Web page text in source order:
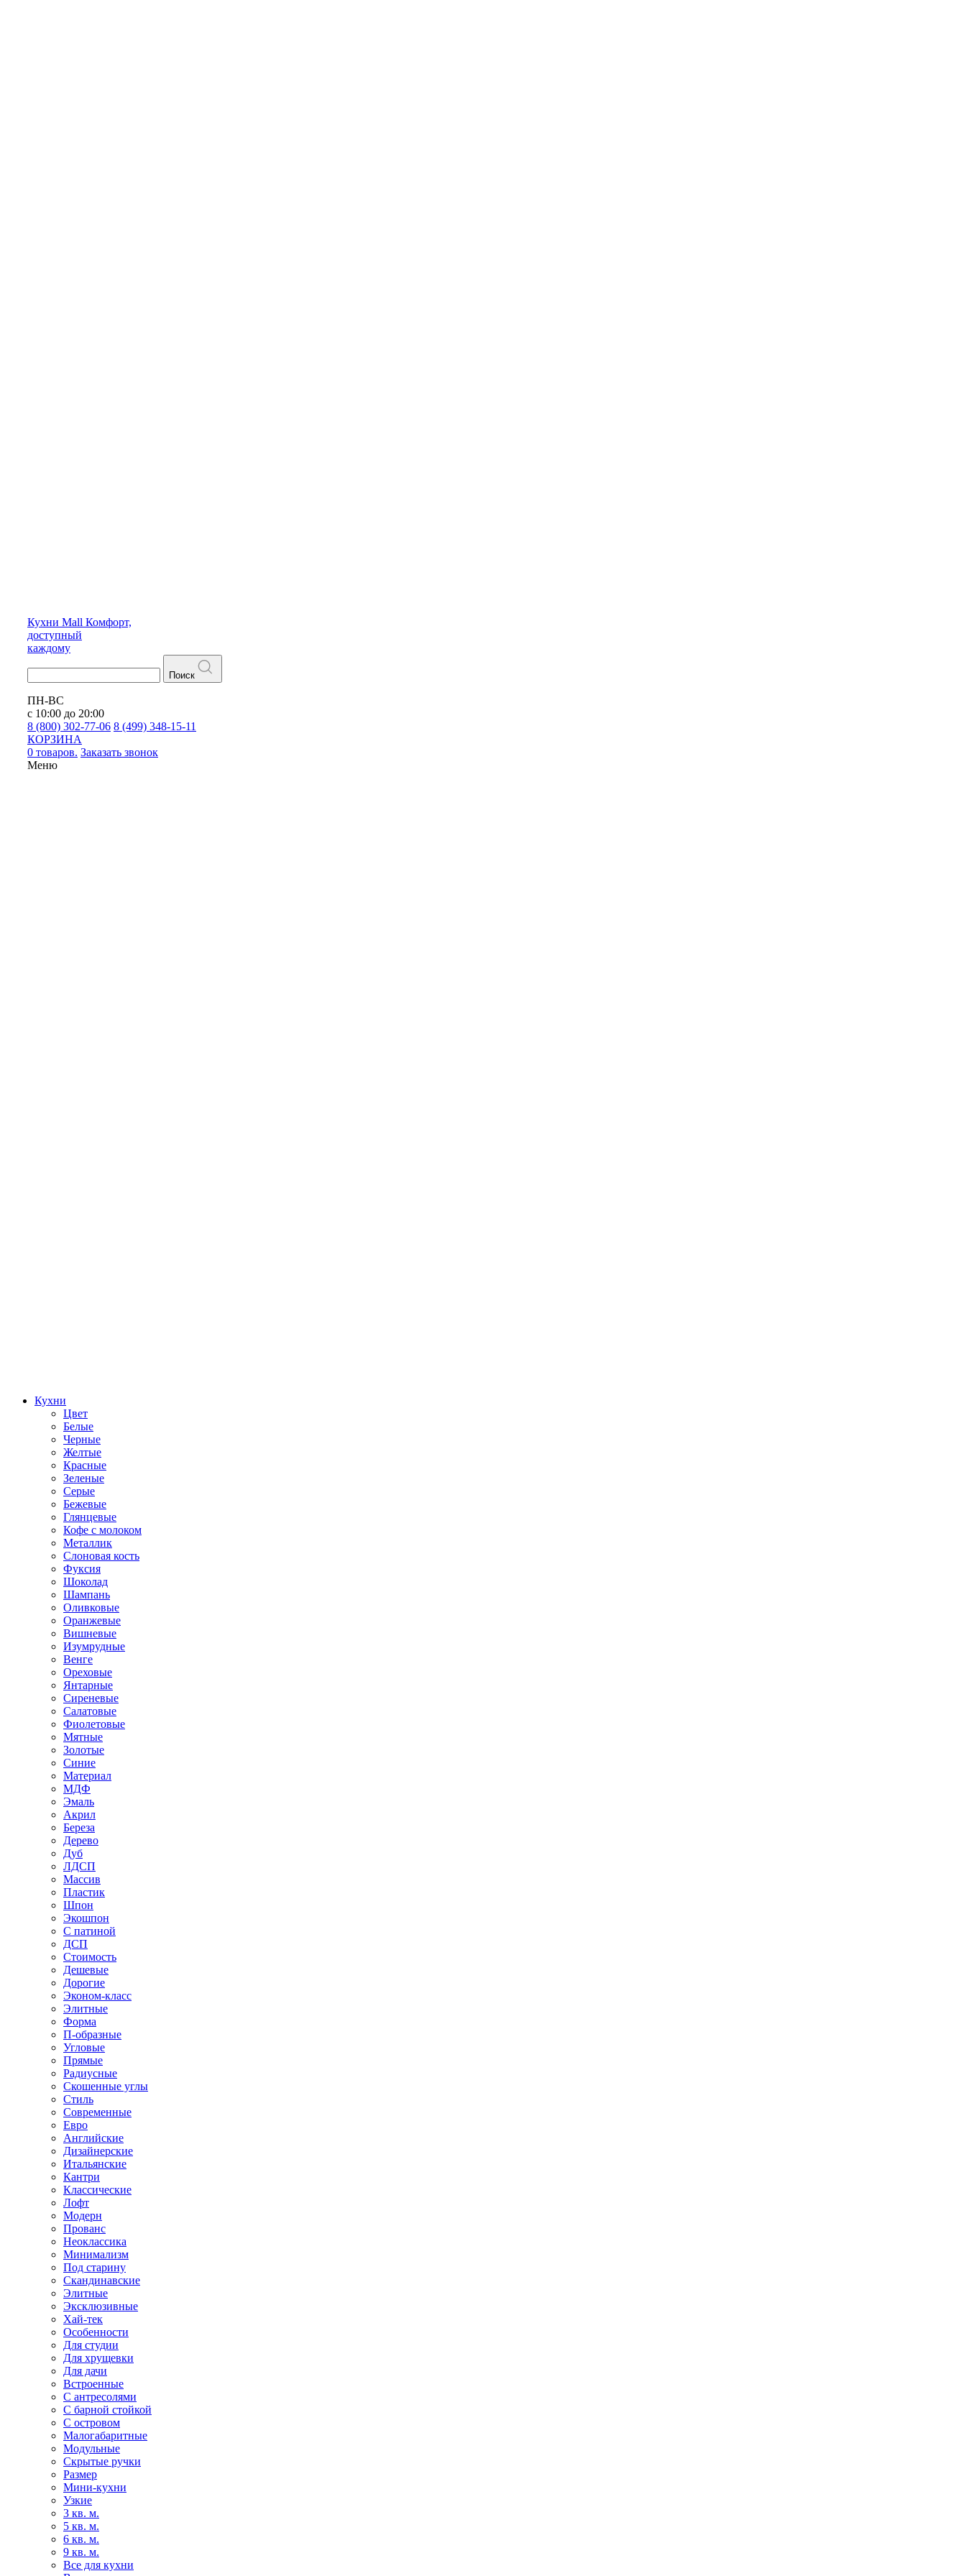
Кухни Mall Комфорт,
доступный
каждому
Поиск
ПН-ВС
с 10:00 до 20:00
8 (800) 302-77-06 8 (499) 348-15-11
КОРЗИНА
0 товаров. Заказать звонок
Меню
Кухни
Цвет
Белые
Черные
Желтые
Красные
Зеленые
Серые
Бежевые
Глянцевые
Кофе с молоком
Металлик
Слоновая кость
Фуксия
Шоколад
Шампань
Оливковые
Оранжевые
Вишневые
Изумрудные
Венге
Ореховые
Янтарные
Сиреневые
Салатовые
Фиолетовые
Мятные
Золотые
Синие
Материал
МДФ
Эмаль
Акрил
Береза
Дерево
Дуб
ЛДСП
Массив
Пластик
Шпон
Экошпон
С патиной
ДСП
Стоимость
Дешевые
Дорогие
Эконом-класс
Элитные
Форма
П-образные
Угловые
Прямые
Радиусные
Скошенные углы
Стиль
Современные
Евро
Английские
Дизайнерские
Итальянские
Кантри
Классические
Лофт
Модерн
Прованс
Неоклассика
Минимализм
Под старину
Скандинавские
Элитные
Эксклюзивные
Хай-тек
Особенности
Для студии
Для хрущевки
Для дачи
Встроенные
С антресолями
С барной стойкой
С островом
Малогабаритные
Модульные
Скрытые ручки
Размер
Мини-кухни
Узкие
3 кв. м.
5 кв. м.
6 кв. м.
9 кв. м.
Все для кухни